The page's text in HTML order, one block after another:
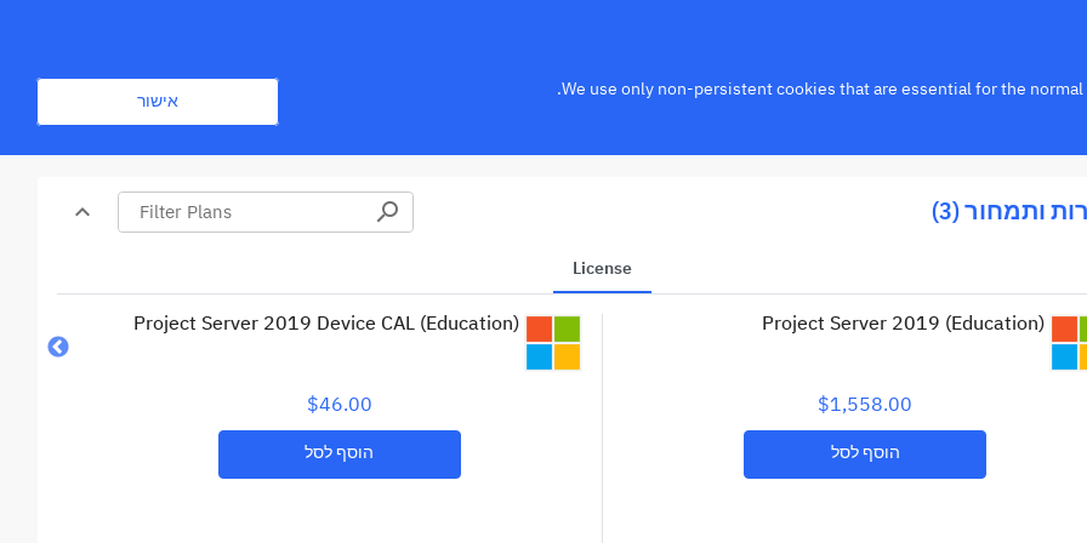
ותמחור (3) search
contentexpand_less
License
Project Server 2019 (Education)
$1,558.00
הוסף לסל
Project Server 2019 Device CAL (Education)
$46.00
הוסף לסל
We use only non-persistent cookies that are essential for the
אישור